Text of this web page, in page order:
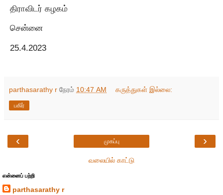
திராவிடர் கழகம்
சென்னை
25.4.2023
parthasarathy r நேரம் 10:47 AM கருத்துகள் இல்லை:
பகிர்
‹ ›
முகப்பு
வலையில் காட்டு
என்னைப் பற்றி
parthasarathy r